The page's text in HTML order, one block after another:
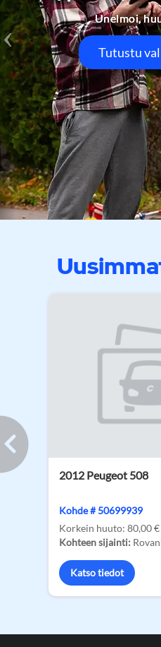
Unelmoi,
Tutustu
2012 Peugeot 508
Kohde # 50699939
Korkein huuto: 80,00 €
Kohteen sijainti:
Katso tiedot